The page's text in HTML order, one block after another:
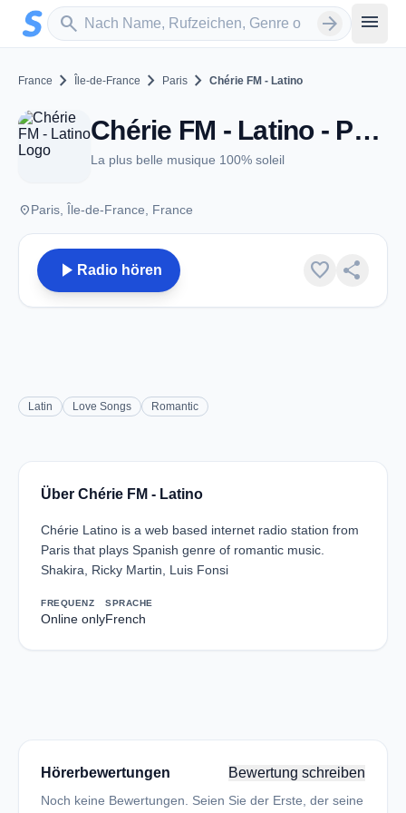
Zum Hauptinhalt springen
search
Sender suchen arrow_forward menu
France chevron_right Île-de-France chevron_right Paris chevron_right Chérie FM - Latino
Chérie FM - Latino - Paris
La plus belle musique 100% soleil
placeParis, Île-de-France, France
play_arrow Radio hören favorite share
Latin Love Songs Romantic
Über Chérie FM - Latino
Chérie Latino is a web based internet radio station from
Paris that plays Spanish genre of romantic music.
Shakira, Ricky Martin, Luis Fonsi
FREQUENZ
Online only
SPRACHE
French
Hörerbewertungen Bewertung schreiben
Noch keine Bewertungen. Seien Sie der Erste, der seine